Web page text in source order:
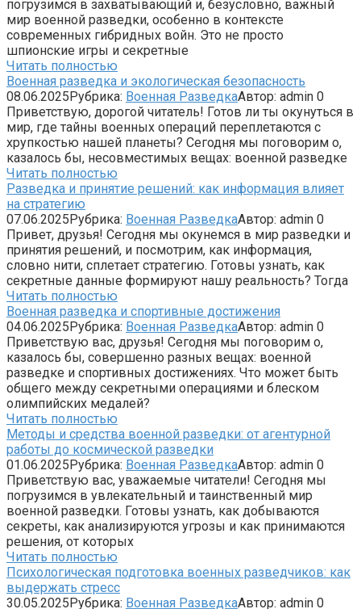
погрузимся в захватывающий и, безусловно, важный
мир военной разведки, особенно в контексте
современных гибридных войн. Это не просто
шпионские игры и секретные
Читать полностью
Военная разведка и экологическая безопасность
08.06.2025Рубрика: Военная РазведкаАвтор: admin 0
Приветствую, дорогой читатель! Готов ли ты окунуться в
мир, где тайны военных операций переплетаются с
хрупкостью нашей планеты? Сегодня мы поговорим о,
казалось бы, несовместимых вещах: военной разведке
Читать полностью
Разведка и принятие решений: как информация влияет
на стратегию
07.06.2025Рубрика: Военная РазведкаАвтор: admin 0
Привет, друзья! Сегодня мы окунемся в мир разведки и
принятия решений, и посмотрим, как информация,
словно нити, сплетает стратегию. Готовы узнать, как
секретные данные формируют нашу реальность? Тогда
Читать полностью
Военная разведка и спортивные достижения
04.06.2025Рубрика: Военная РазведкаАвтор: admin 0
Приветствую вас, друзья! Сегодня мы поговорим о,
казалось бы, совершенно разных вещах: военной
разведке и спортивных достижениях. Что может быть
общего между секретными операциями и блеском
олимпийских медалей?
Читать полностью
Методы и средства военной разведки: от агентурной
работы до космической разведки
01.06.2025Рубрика: Военная РазведкаАвтор: admin 0
Приветствую вас, уважаемые читатели! Сегодня мы
погрузимся в увлекательный и таинственный мир
военной разведки. Готовы узнать, как добываются
секреты, как анализируются угрозы и как принимаются
решения, от которых
Читать полностью
Психологическая подготовка военных разведчиков: как
выдержать стресс
30.05.2025Рубрика: Военная РазведкаАвтор: admin 0